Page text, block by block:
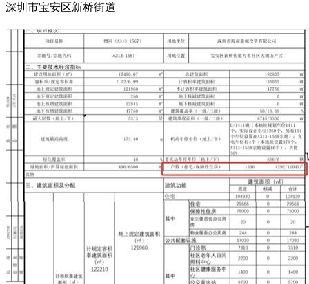
深圳市宝安区新桥街道